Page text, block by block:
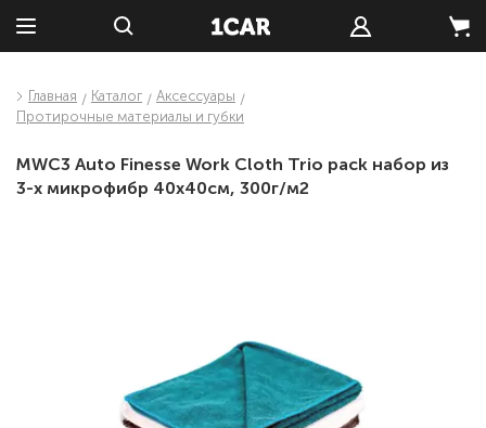
Главная Каталог
Аксессуары
Протирочные материалы и губки
MWC3 Auto Finesse Work Cloth Trio pack набор из
3-х микрофибр 40х40см, 300г/м2